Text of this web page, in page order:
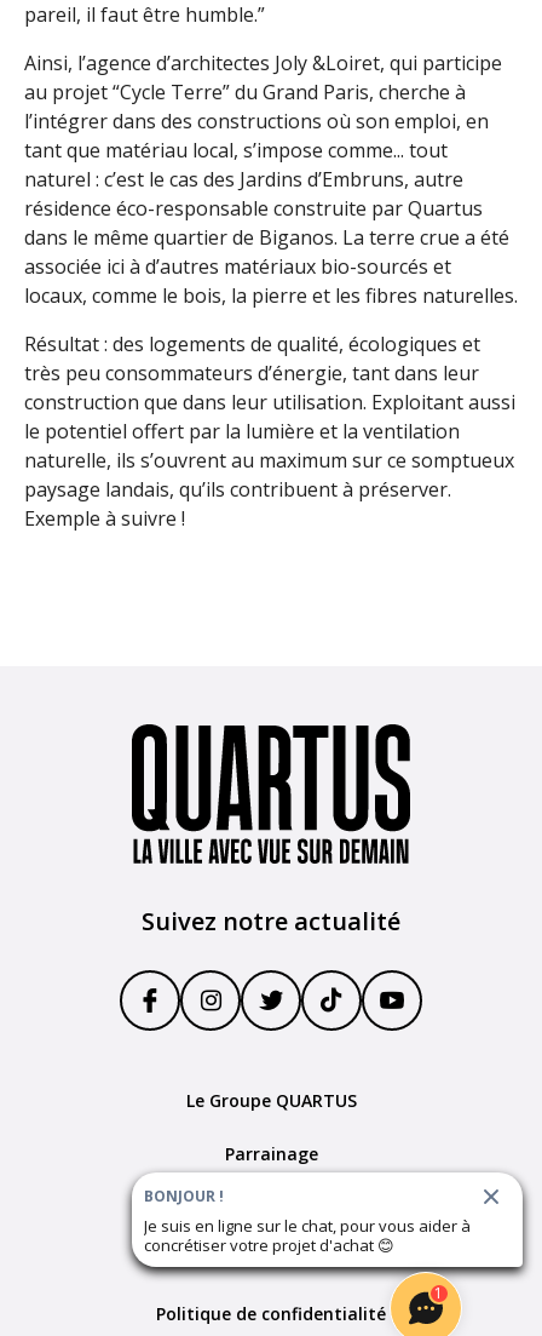
pareil, il faut être humble.”
Ainsi, l’agence d’architectes Joly &Loiret, qui participe
au projet “Cycle Terre” du Grand Paris, cherche à
l’intégrer dans des constructions où son emploi, en
tant que matériau local, s’impose comme... tout
naturel : c’est le cas des Jardins d’Embruns, autre
résidence éco-responsable construite par Quartus
dans le même quartier de Biganos. La terre crue a été
associée ici à d’autres matériaux bio-sourcés et
locaux, comme le bois, la pierre et les fibres naturelles.
Résultat : des logements de qualité, écologiques et
très peu consommateurs d’énergie, tant dans leur
construction que dans leur utilisation. Exploitant aussi
le potentiel offert par la lumière et la ventilation
naturelle, ils s’ouvrent au maximum sur ce somptueux
paysage landais, qu’ils contribuent à préserver.
Exemple à suivre !
Suivez notre actualité
Le Groupe QUARTUS
Parrainage
Devenir partenaire
Plan du site
Politique de confidentialité
1
BONJOUR !
Je suis en ligne sur le chat, pour vous aider à
concrétiser votre projet d'achat 😊